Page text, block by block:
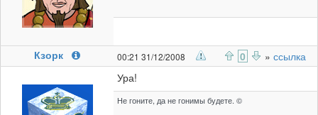
Кзорк 00:21 31/12/2008 0 » ссылка
Ура!
Не гоните, да не гонимы будете. ©